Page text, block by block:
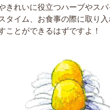
きれいに役立つハーブやスパ
タイム、お食事の際に取り
ことができるはずですよ！